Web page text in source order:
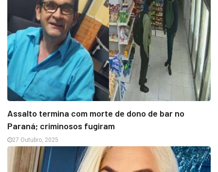
Assalto termina com morte de dono de bar no
Paraná; criminosos fugiram
27 Outubro, 2025